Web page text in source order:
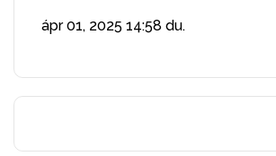
ápr 01, 2025 14:58 du.